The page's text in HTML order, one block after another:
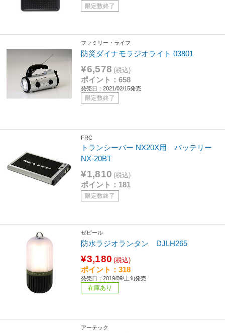
限定数終了
ファミリー・ライフ
防災ダイナモラジオライト 03801
¥6,578 (税込)
ポイント：658
発売日：2021/02/15発売
限定数終了
FRC
トランシーバー NX20X用 バッテリー
NX-20BT
¥1,810 (税込)
ポイント：181
限定数終了
ゼピール
防水ラジオランタン DJLH265
¥3,180 (税込)
ポイント：318
発売日：2019/09/上旬発売
在庫あり
アーテック